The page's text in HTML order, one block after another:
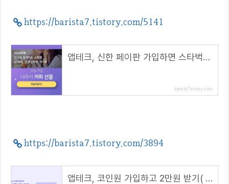
https://barista7.tistory.com/5141
앱테크, 신한 페이판 가입하면 스타벅스 커피 100원( 추천코드 : F64FBFA )
barista7.tistory.com
https://barista7.tistory.com/3894
앱테크, 코인원 가입하고 2만원 받기( 초대 코드 : NF9R9XJV )